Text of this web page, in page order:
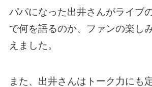
パパになった出井さんがライブ
で何を語るのか、ファンの楽し
えました。
また、出井さんはトーク力にも